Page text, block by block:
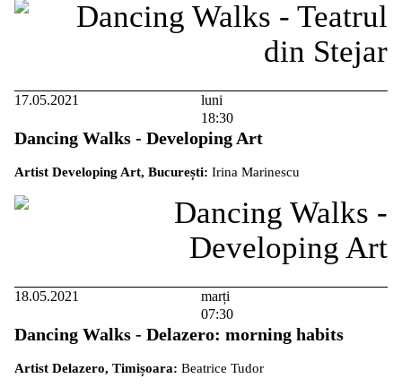
17.05.2021
luni
18:30
Dancing Walks - Developing Art
Artist Developing Art, București: Irina Marinescu
18.05.2021
marți
07:30
Dancing Walks - Delazero: morning habits
Artist Delazero, Timișoara: Beatrice Tudor